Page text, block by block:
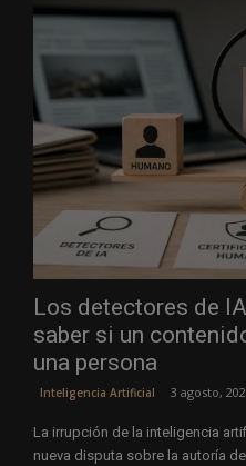
Los detectores de
saber si un
una persona
Inteligencia Artificial 3 agosto,
La irrupción de la inteligencia
nueva disputa sobre la autoría